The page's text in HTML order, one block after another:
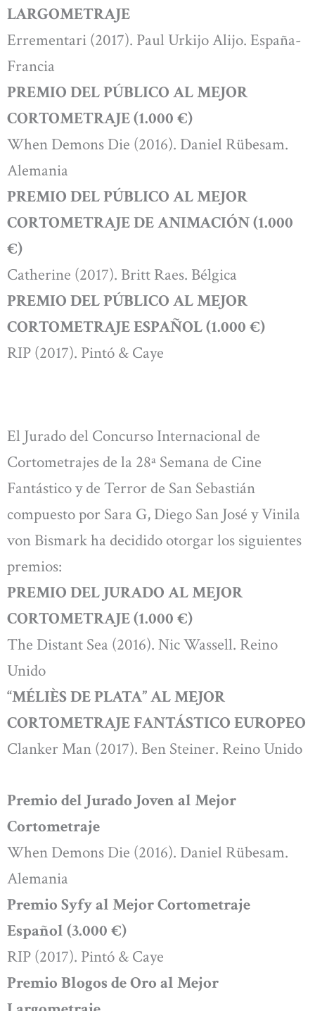
LARGOMETRAJE
Errementari (2017). Paul Urkijo Alijo. España-
Francia
PREMIO DEL PÚBLICO AL MEJOR
CORTOMETRAJE (1.000 €)
When Demons Die (2016). Daniel Rübesam.
Alemania
PREMIO DEL PÚBLICO AL MEJOR
CORTOMETRAJE DE ANIMACIÓN (1.000
€)
Catherine (2017). Britt Raes. Bélgica
PREMIO DEL PÚBLICO AL MEJOR
CORTOMETRAJE ESPAÑOL (1.000 €)
RIP (2017). Pintó & Caye
El Jurado del Concurso Internacional de
Cortometrajes de la 28ª Semana de Cine
Fantástico y de Terror de San Sebastián
compuesto por Sara G, Diego San José y Vinila
von Bismark ha decidido otorgar los siguientes
premios:
PREMIO DEL JURADO AL MEJOR
CORTOMETRAJE (1.000 €)
The Distant Sea (2016). Nic Wassell. Reino
Unido
“MÉLIÈS DE PLATA” AL MEJOR
CORTOMETRAJE FANTÁSTICO EUROPEO
Clanker Man (2017). Ben Steiner. Reino Unido
Premio del Jurado Joven al Mejor
Cortometraje
When Demons Die (2016). Daniel Rübesam.
Alemania
Premio Syfy al Mejor Cortometraje
Español (3.000 €)
RIP (2017). Pintó & Caye
Premio Blogos de Oro al Mejor